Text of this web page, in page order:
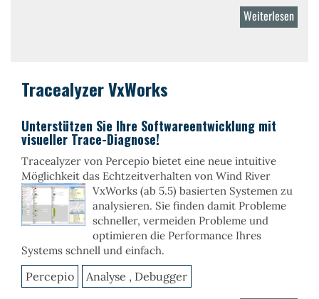
Weiterlesen
Tracealyzer VxWorks
Unterstützen Sie Ihre Softwareentwicklung mit
visueller Trace-Diagnose!
Tracealyzer von Percepio bietet eine neue intuitive
Möglichkeit das Echtzeitverhalten von Wind River
VxWorks (ab 5.5) basierten Systemen zu
analysieren. Sie finden damit Probleme
schneller, vermeiden Probleme und
optimieren die Performance Ihres
Systems schnell und einfach.
Percepio Analyse , Debugger